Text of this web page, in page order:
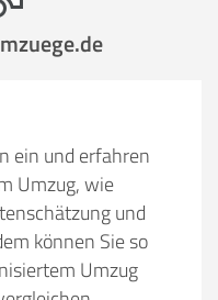
ein und erfahren
Umzug, wie
und
können Sie so
Umzug